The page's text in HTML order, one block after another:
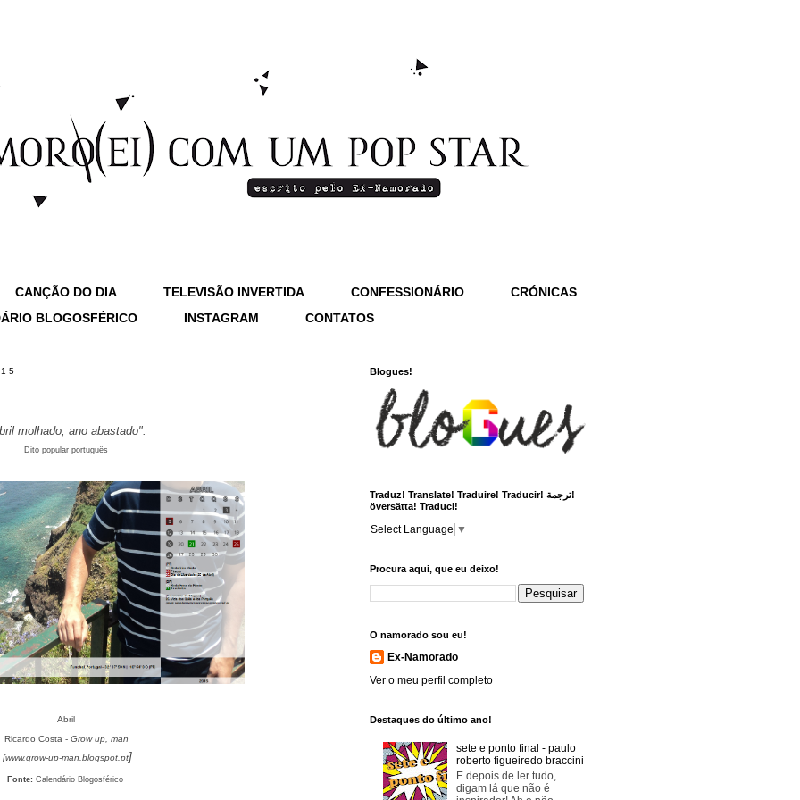
CANÇÃO DO DIA TELEVISÃO INVERTIDA CONFESSIONÁRIO
CRÓNICAS
BLOGOSFÉRICO
INSTAGRAM CONTATOS
molhado, ano abastado".
Dito popular português
Abril
Ricardo Costa - Grow up, man
[www.grow-up-man.blogspot.pt]
Fonte:Calendário Blogosférico
Blogues!
Traduz! Translate! Traduire! Traducir! ترجمة!
översätta! Traduci!
Select Language ▼
Procura aqui, que eu deixo!
O namorado sou eu!
Ex-Namorado
Ver o meu perfil completo
Destaques do último ano!
sete e ponto final - paulo
roberto figueiredo braccini
E depois de ler tudo,
digam lá que não é